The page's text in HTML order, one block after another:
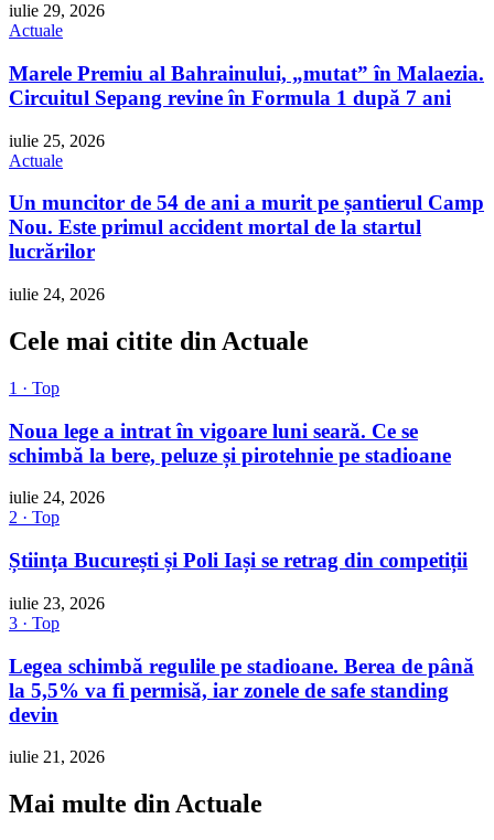
iulie 29, 2026
Actuale
Marele Premiu al Bahrainului, „mutat” în Malaezia.
Circuitul Sepang revine în Formula 1 după 7 ani
iulie 25, 2026
Actuale
Un muncitor de 54 de ani a murit pe șantierul Camp
Nou. Este primul accident mortal de la startul
lucrărilor
iulie 24, 2026
Cele mai citite din Actuale
1 · Top
Noua lege a intrat în vigoare luni seară. Ce se
schimbă la bere, peluze și pirotehnie pe stadioane
iulie 24, 2026
2 · Top
Știința București și Poli Iași se retrag din competiții
iulie 23, 2026
3 · Top
Legea schimbă regulile pe stadioane. Berea de până
la 5,5% va fi permisă, iar zonele de safe standing
devin
iulie 21, 2026
Mai multe din Actuale